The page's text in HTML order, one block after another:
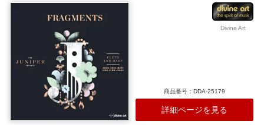
スの曲など盛りだくさんの感動的なプログラムをご一緒にお楽しみく
ださい。
収録作曲家：
アイアランド
アダン
ヴォーン・ウィリアムズ
ガードナー
ドレイク バード バーリン
ブラームス
ヘッド
Divine Art
商品番号：DDA-25179
詳細ページを見る